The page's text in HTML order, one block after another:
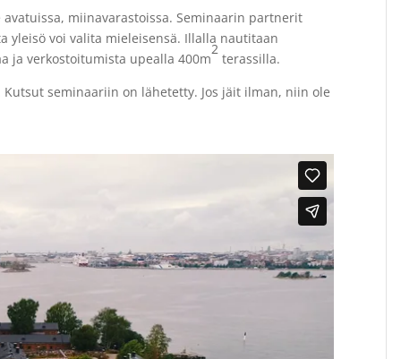
miinavarastoissa. Seminaarin partnerit
yleisö voi valita mieleisensä. Illalla nautitaan
ja verkostoitumista upealla 400m
2
terassilla.
seminaariin on lähetetty. Jos jäit ilman, niin ole